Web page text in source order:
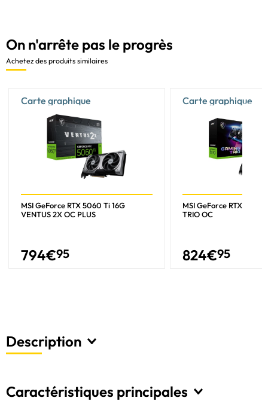
Description
Caractéristiques principales
On n'arrête pas le progrès
Achetez des produits similaires
Carte graphique
MSI GeForce RTX 5060 Ti 16G
VENTUS 2X OC PLUS
794€95
Carte graphique
MSI GeForce RTX 5070
TRIO OC
824€95